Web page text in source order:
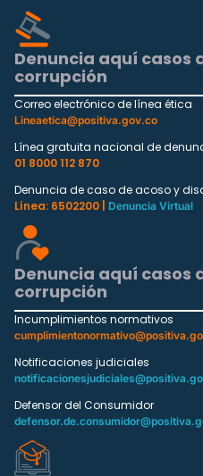
Denuncia aquí casos
corrupción
Correo electrónico de línea ética
Lineaetica@positiva.gov.co
Línea gratuita nacional de
01 8000 112 870
Denuncia de caso de acoso y
Línea: 6502200 |
Denuncia Virtual
Denuncia aquí casos
corrupción
Incumplimientos normativos
Notificaciones judiciales
Defensor del Consumidor